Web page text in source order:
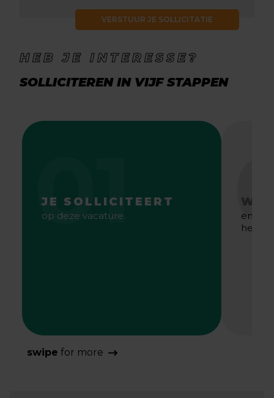
VERSTUUR JE SOLLICITATIE
HEB JE INTERESSE?
SOLLICITEREN IN VIJF STAPPEN
01
JE SOLLICITEERT
op deze vacature.
en
het
swipe for more